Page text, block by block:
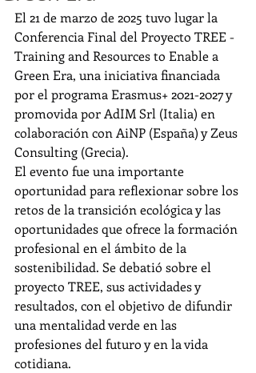
El 21 de marzo de 2025 tuvo lugar la
Conferencia Final del Proyecto TREE -
Training and Resources to Enable a
Green Era, una iniciativa financiada
por el programa Erasmus+ 2021-2027 y
promovida por AdIM Srl (Italia) en
colaboración con AiNP (España) y Zeus
Consulting (Grecia).
El evento fue una importante
oportunidad para reflexionar sobre los
retos de la transición ecológica y las
oportunidades que ofrece la formación
profesional en el ámbito de la
sostenibilidad. Se debatió sobre el
proyecto TREE, sus actividades y
resultados, con el objetivo de difundir
una mentalidad verde en las
profesiones del futuro y en la vida
cotidiana.